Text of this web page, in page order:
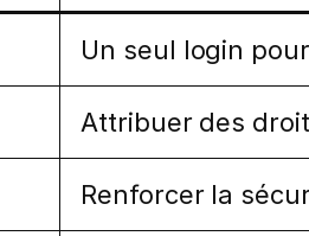
Un seul login
Attribuer des
Renforcer la